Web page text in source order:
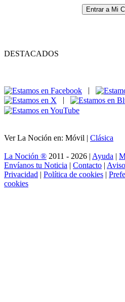
Entrar a Mi
DESTACADOS
|
|
Ver La Noción en: Móvil | Clásica
La Noción ® 2011 - 2026 | Ayuda |
Envíanos tu Noticia | Contacto |
Privacidad | Política de cookies |
cookies